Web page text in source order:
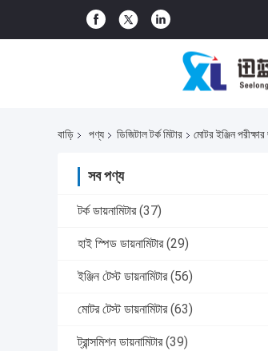
বাড়ি পণ্য ডিজিটাল টর্ক মিটার মোটর ইঞ্জিন
সব পণ্য
টর্ক ডায়নামিটার (37)
হাই স্পিড ডায়নামিটার (29)
ইঞ্জিন টেস্ট ডায়নামিটার (56)
মোটর টেস্ট ডায়নামিটার (63)
ট্রান্সমিশন ডায়নামিটার (39)